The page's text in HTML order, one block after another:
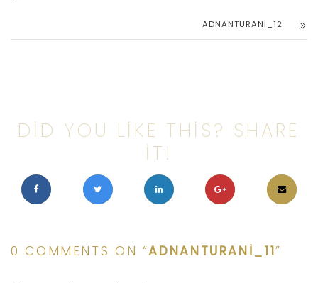
ADNANTURANI_12
DID YOU LIKE THIS? SHARE
IT!
0 COMMENTS ON “ADNANTURANI_11”